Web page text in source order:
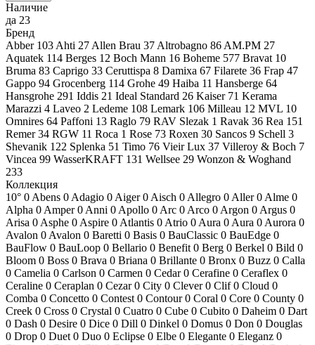
Наличие
да 23
Бренд
Abber 103 Ahti 27 Allen Brau 37 Altrobagno 86 AM.PM 27
Aquatek 114 Berges 12 Boch Mann 16 Boheme 577 Bravat 10
Bruma 83 Caprigo 33 Ceruttispa 8 Damixa 67 Filarete 36 Frap 47
Gappo 94 Grocenberg 114 Grohe 49 Haiba 11 Hansberge 64
Hansgrohe 291 Iddis 21 Ideal Standard 26 Kaiser 71 Kerama
Marazzi 4 Laveo 2 Ledeme 108 Lemark 106 Milleau 12 MVL 10
Omnires 64 Paffoni 13 Raglo 79 RAV Slezak 1 Ravak 36 Rea 151
Remer34 RGW 11 Roca 1 Rose 73 Roxen 30 Sancos 9 Schell 3
Shevanik 122 Splenka 51 Timo 76 Vieir Lux 37 Villeroy & Boch 7
Vincea 99 WasserKRAFT 131 Wellsee 29 Wonzon & Woghand
233
Коллекция
10° 0 Abens 0 Adagio 0 Aiger0 Aisch 0 Allegro 0 Aller0 Alme 0
Alpha 0 Amper0 Anni 0 Apollo 0 Arc 0 Arco 0 Argon 0 Argus 0
Arisa 0 Asphe 0 Aspire 0 Atlantis 0 Atrio 0 Aura 0 Aura 0 Aurora 0
Avalon 0 Avalon 0 Baretti 0 Basis 0 BauClassic 0 BauEdge 0
BauFlow 0 BauLoop 0 Bellario 0 Benefit 0 Berg 0 Berkel 0 Bild 0
Bloom 0 Boss 0 Brava 0 Briana 0 Brillante 0 Bronx 0 Buzz 0 Calla
0 Camelia 0 Carlson 0 Carmen 0 Cedar0 Cerafine 0 Ceraflex 0
Ceraline 0 Ceraplan 0 Cezar0 City 0 Clever0 Clif0 Cloud 0
Comba 0 Concetto 0 Contest 0 Contour0 Coral 0 Core 0 County 0
Creek 0 Cross 0 Crystal 0 Cuatro 0 Cube 0 Cubito 0 Daheim 0 Dart
0 Dash 0 Desire 0 Dice 0 Dill 0 Dinkel 0 Domus 0 Don 0 Douglas
0 Drop 0 Duet 0 Duo 0 Eclipse 0 Elbe 0 Elegante 0 Eleganz 0